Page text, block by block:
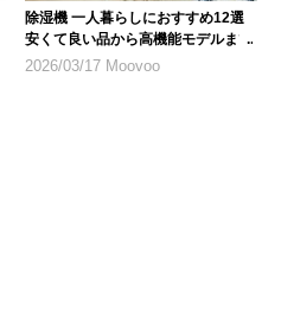
除湿機 一人暮らしにおすすめ12選
安くて良い品から高機能モデルまで
2026/03/17 Moovoo